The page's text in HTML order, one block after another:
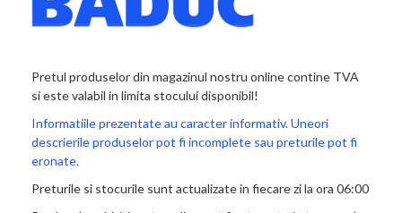
Pretul produselor din magazinul nostru online contine TVA
si este valabil in limita stocului disponibil!
Informatiile prezentate au caracter informativ. Uneori
descrierile produselor pot fi incomplete sau preturile pot fi
eronate.
Preturile si stocurile sunt actualizate in fiecare zi la ora 06:00